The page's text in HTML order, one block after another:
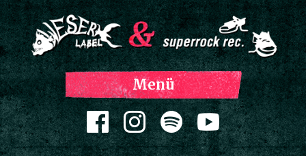
Menü
Zum Inhalt springen